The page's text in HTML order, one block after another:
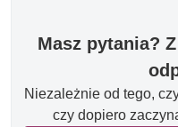
Masz pytania?
Niezależnie od tego,
czy dopiero